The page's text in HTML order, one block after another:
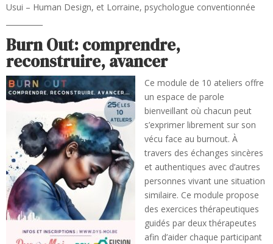
Usui – Human Design, et Lorraine, psychologue conventionnée
Burn Out: comprendre,
reconstruire, avancer
Ce module de 10 ateliers offre
un espace de parole
bienveillant où chacun peut
s’exprimer librement sur son
vécu face au burnout. À
travers des échanges sincères
et authentiques avec d’autres
personnes vivant une situation
similaire. Ce module propose
des exercices thérapeutiques
guidés par deux thérapeutes
afin d’aider chaque participant